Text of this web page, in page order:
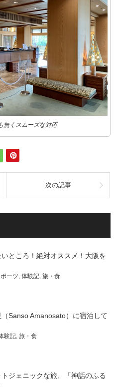
無くスムーズな対応
次の記事
ところ！絶対オススメ！大阪を
ーツ, 体験記, 旅・食
Sanso Amanosato）に宿泊して
験記, 旅・食
ジェニックな旅、「神話のふる